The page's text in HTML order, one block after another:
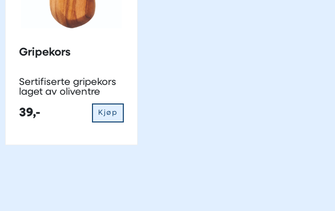
Gripekors
Sertifiserte gripekors
laget av oliventre
39,- Kjøp